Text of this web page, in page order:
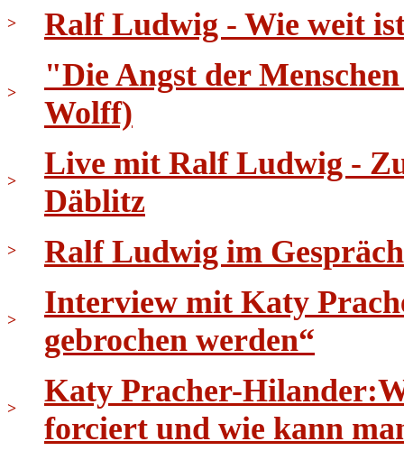
> Ralf Ludwig - Wie weit
>
"Die Angst der
Wolff)
>
Live mit Ralf Ludwig -
Däblitz
> Ralf Ludwig im
>
Interview mit Katy
gebrochen werden“
>
Katy Pracher-
forciert und wie kann